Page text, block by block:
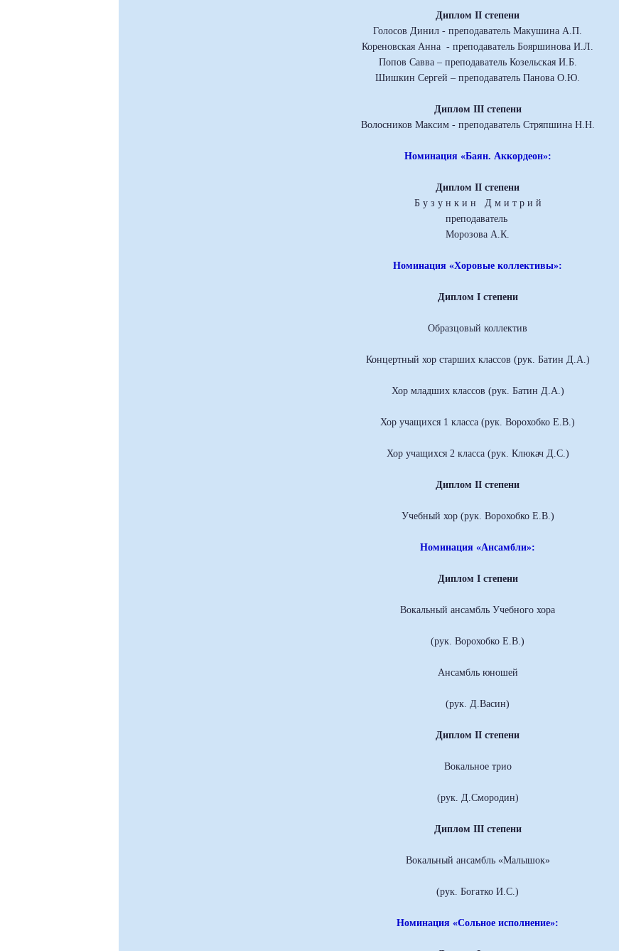
Диплом II степени
Голосов Динил - преподаватель Макушина А.П.
Кореновская Анна - преподаватель Бояршинова И.Л.
Попов Савва – преподаватель Козельская И.Б.
Шишкин Сергей – преподаватель Панова О.Ю.
Диплом III степени
Волосников Максим - преподаватель Стряпшина Н.Н.
Номинация «Баян. Аккордеон»:
Диплом II степени
Б у з у н к и н Д м и т р и й
преподаватель
Морозова А.К.
Номинация «Хоровые коллективы»:
Диплом I степени
Образцовый коллектив
Концертный хор старших классов (рук. Батин Д.А.)
Хор младших классов (рук. Батин Д.А.)
Хор учащихся 1 класса (рук. Ворохобко Е.В.)
Хор учащихся 2 класса (рук. Клюкач Д.С.)
Диплом II степени
Учебный хор (рук. Ворохобко Е.В.)
Номинация «Ансамбли»:
Диплом I степени
Вокальный ансамбль Учебного хора
(рук. Ворохобко Е.В.)
Ансамбль юношей
(рук. Д.Васин)
Диплом II степени
Вокальное трио
(рук. Д.Смородин)
Диплом III степени
Вокальный ансамбль «Малышок»
(рук. Богатко И.С.)
Номинация «Сольное исполнение»: